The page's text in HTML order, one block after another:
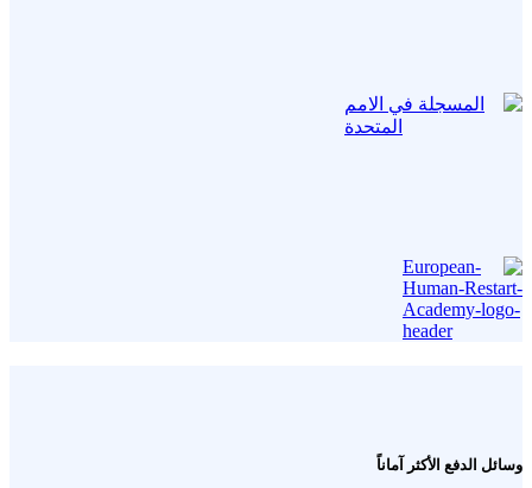
وسائل الدفع الأكثر آماناً